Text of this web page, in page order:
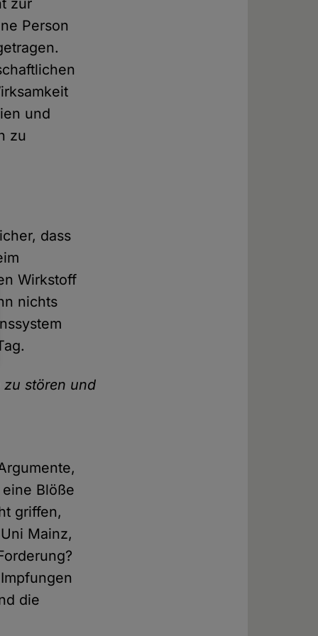
zur
Person
und
zu
dass
Wirkstoff
nichts
zu stören und
Blöße
griffen,
Mainz,
die